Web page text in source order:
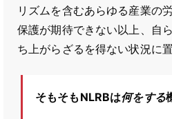
リズムを含むあらゆる産業の
保護が期待できない以上、自
ち上がらざるを得ない状況に
そもそもNLRBは何をする